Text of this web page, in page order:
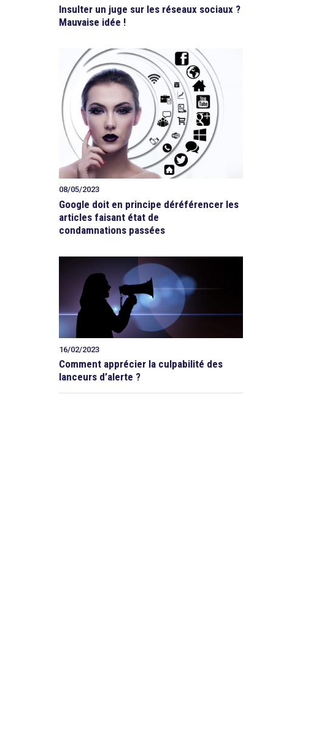
Insulter un juge sur les réseaux sociaux ?
Mauvaise idée !
08/05/2023
Google doit en principe déréférencer les
articles faisant état de
condamnations passées
16/02/2023
Comment apprécier la culpabilité des
lanceurs d’alerte ?